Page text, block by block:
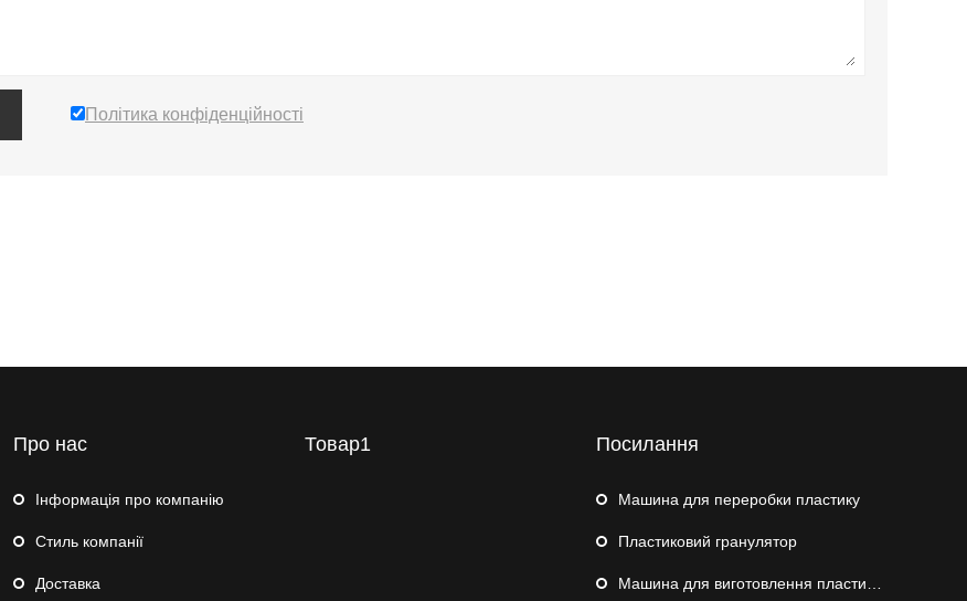
Політика конфіденційності
Про нас
Інформація про компанію
Стиль компанії
Доставка
Товар1 Посилання
Машина для переробки пластику
Пластиковий гранулятор
Машина для виготовлення пластикових труб